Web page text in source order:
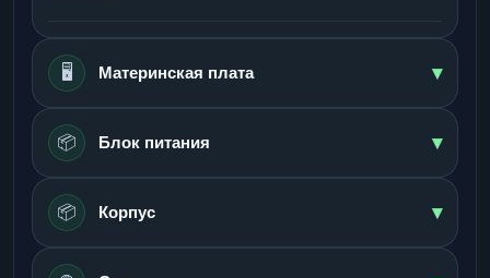
🖥️ Материнская плата ▾
📦 Блок питания ▾
📦 Корпус ▾